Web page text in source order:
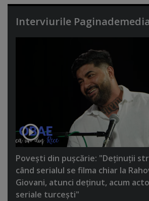
Interviurile
Poveşti din puşcărie: "Deţinuţii
când serialul se filma chiar la
Giovani, atunci deţinut, acum
seriale turceşti"